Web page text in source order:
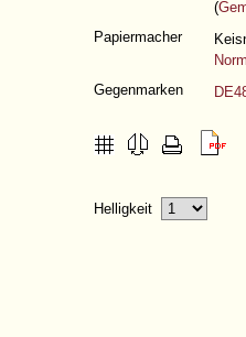
(
Papiermacher
Gegenmarken
Helligkeit